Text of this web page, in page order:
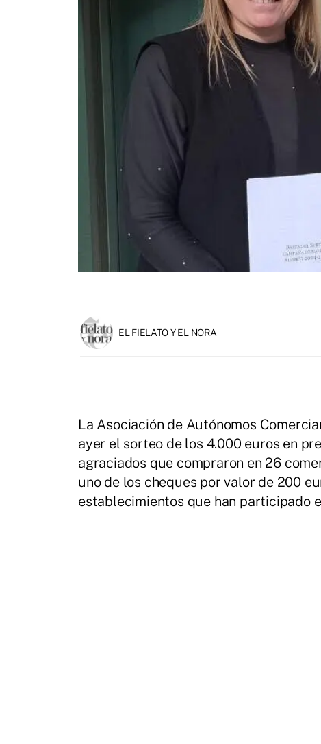
EL FIELATO Y EL NORA
La Asociación de Autónomos
ayer el sorteo de los 4.000 euros en
agraciados que compraron en 26
uno de los cheques por valor de 200
establecimientos que han participado